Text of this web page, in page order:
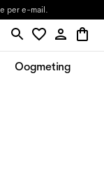
per e-mail.
Oogmeting